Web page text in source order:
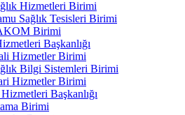
Hizmetleri Birimi
Sağlık Tesisleri Birimi
Birimi
Başkanlığı
Hizmetler Birimi
Bilgi Sistemleri Birimi
Hizmetler Birimi
Başkanlığı
Birimi